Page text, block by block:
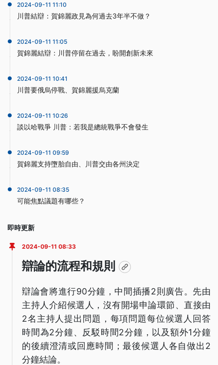
2024-09-11 11:10
川普結辯：賀錦麗政見為何過去3年半不做？
2024-09-11 11:05
賀錦麗結辯：川普停留在過去，盼開創新未來
2024-09-11 10:41
川普要俄烏停戰、賀錦麗援烏克蘭
2024-09-11 10:26
談以哈戰爭 川普：若我是總統戰爭不會發生
2024-09-11 09:59
賀錦麗支持墮胎自由、川普交由各州決定
2024-09-11 08:35
可能焦點議題有哪些？
即時更新
2024-09-11 08:33
辯論的流程和規則
辯論會將進行90分鐘，中間插播2則廣告。先由
主持人介紹候選人，沒有開場申論環節、直接由
2名主持人提出問題，每項問題每位候選人回答
時間為2分鐘、反駁時間2分鐘，以及額外1分鐘
的後續澄清或回應時間；最後候選人各自做出2
分鐘結論。